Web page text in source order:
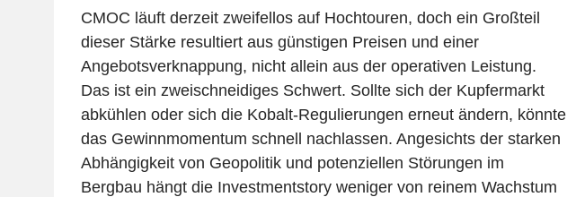
CMOC läuft derzeit zweifellos auf Hochtouren, doch ein Großteil
dieser Stärke resultiert aus günstigen Preisen und einer
Angebotsverknappung, nicht allein aus der operativen Leistung.
Das ist ein zweischneidiges Schwert. Sollte sich der Kupfermarkt
abkühlen oder sich die Kobalt-Regulierungen erneut ändern, könnte
das Gewinnmomentum schnell nachlassen. Angesichts der starken
Abhängigkeit von Geopolitik und potenziellen Störungen im
Bergbau hängt die Investmentstory weniger von reinem Wachstum